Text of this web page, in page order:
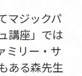
マジックパ
講座」では
ミリー・サ
ある森先生